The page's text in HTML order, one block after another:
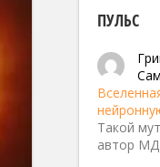
ПУЛЬС
Такой
автор